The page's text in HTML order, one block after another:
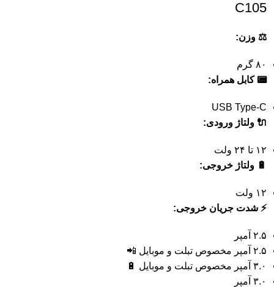
C105
⚖️ وزن:
۸۰ گرم
📟 کابل همراه:
USB Type-C
🔌 ولتاژ ورودی:
۱۲ تا ۲۴ ولت
🔋 ولتاژ خروجی:
۱۲ ولت
⚡ شدت جریان خروجی:
۲.۵ آمپر
۲.۵ آمپر مخصوص تبلت و موبایل 📲
۳.۰ آمپر مخصوص تبلت و موبایل 🔋
۳.۰ آمپر